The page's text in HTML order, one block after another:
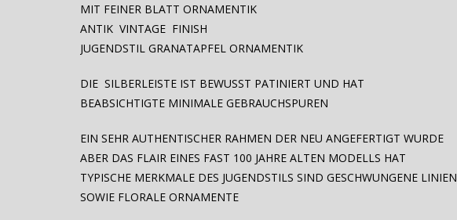
MIT FEINER BLATT ORNAMENTIK
ANTIK VINTAGE FINISH
JUGENDSTIL GRANATAPFEL ORNAMENTIK
DIE SILBERLEISTE IST BEWUSST PATINIERT UND HAT
BEABSICHTIGTE MINIMALE GEBRAUCHSPUREN
EIN SEHR AUTHENTISCHER RAHMEN DER NEU ANGEFERTIGT WURDE
ABER DAS FLAIR EINES FAST 100 JAHRE ALTEN MODELLS HAT
TYPISCHE MERKMALE DES JUGENDSTILS SIND GESCHWUNGENE LINIEN
SOWIE FLORALE ORNAMENTE